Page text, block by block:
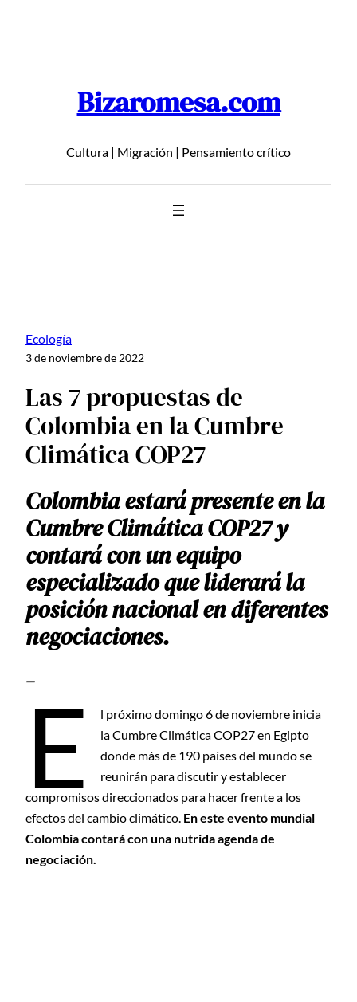
Bizaromesa.com
Cultura | Migración | Pensamiento crítico
Ecología
3 de noviembre de 2022
Las 7 propuestas de
Colombia en la Cumbre
Climática COP27
Colombia estará presente en la
Cumbre Climática COP27 y
contará con un equipo
especializado que liderará la
posición nacional en diferentes
negociaciones.
—
E
l próximo domingo 6 de noviembre inicia
la Cumbre Climática COP27 en Egipto
donde más de 190 países del mundo se
reunirán para discutir y establecer
compromisos direccionados para hacer frente a los
efectos del cambio climático. En este evento mundial
Colombia contará con una nutrida agenda de
negociación.